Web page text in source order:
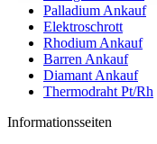
Palladium Ankauf
Elektroschrott
Rhodium Ankauf
Barren Ankauf
Diamant Ankauf
Thermodraht Pt/Rh
Informationsseiten